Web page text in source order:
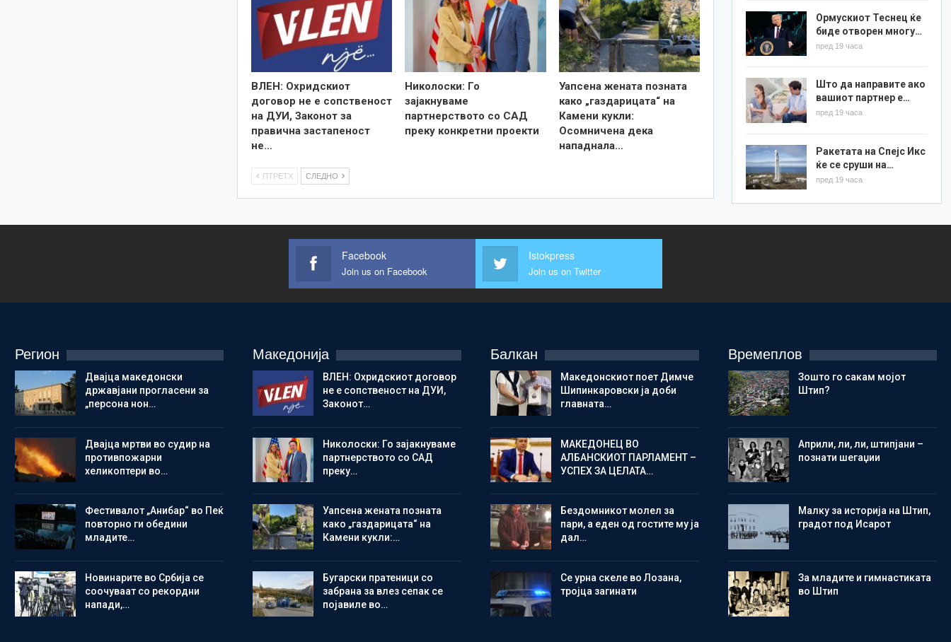
ВЛЕН: Охридскиот
договор не е сопственост
на ДУИ, Законот за
правична застапеност
не…
Николоски: Го
зајакнуваме
партнерството со САД
преку конкретни проекти
Уапсена жената позната
како „газдарицата“ на
Камени кукли:
Осомничена дека
нападнала…
ПТРЕТХ СЛЕДНО
Ормускиот Теснец ќе
биде отворен многу…
пред 19 часа
Што да направите ако
вашиот партнер е…
пред 19 часа
Ракетата на Спејс Икс
ќе се сруши на…
пред 19 часа
Facebook
Join us on Facebook
Istokpress
Join us on Twitter
Регион
Двајца македонски
државјани прогласени за
„персона нон…
Двајца мртви во судир на
противпожарни
хеликоптери во…
Фестивалот „Анибар“ во Пеќ
повторно ги обедини
младите…
Новинарите во Србија се
соочуваат со рекордни
напади,…
Македонија
ВЛЕН: Охридскиот договор
не е сопственост на ДУИ,
Законот…
Николоски: Го зајакнуваме
партнерството со САД
преку…
Уапсена жената позната
како „газдарицата“ на
Камени кукли:…
Бугарски пратеници со
забрана за влез сепак се
појавиле во…
Балкан
Македонскиот поет Димче
Шипинкаровски ја доби
главната…
МАКЕДОНЕЦ ВО
АЛБАНСКИОТ ПАРЛАМЕНТ –
УСПЕХ ЗА ЦЕЛАТА…
Бездомникот молел за
пари, а еден од гостите му ја
дал…
Се урна скеле во Лозана,
тројца загинати
Времеплов
Зошто го сакам мојот
Штип?
Aприли, ли, ли, штипјани –
познати шегаџии
Малку за историја на Штип,
градот под Исарот
Зa младите и гимнастиката
во Штип